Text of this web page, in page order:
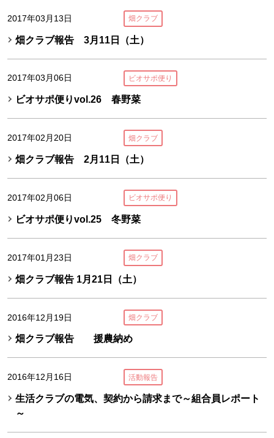
2017年03月13日 畑クラブ
畑クラブ報告 3月11日（土）
2017年03月06日 ビオサポ便り
ビオサポ便りvol.26 春野菜
2017年02月20日 畑クラブ
畑クラブ報告 2月11日（土）
2017年02月06日 ビオサポ便り
ビオサポ便りvol.25 冬野菜
2017年01月23日 畑クラブ
畑クラブ報告 1月21日（土）
2016年12月19日 畑クラブ
畑クラブ報告 援農納め
2016年12月16日 活動報告
生活クラブの電気、契約から請求まで～組合員レポート
～